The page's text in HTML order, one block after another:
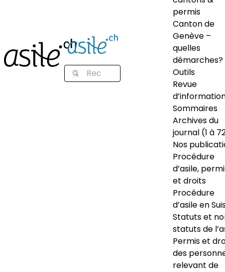
permis
Canton de
Genève –
quelles
démarches?
Outils
Revue
Sommaires
Archives du
journal (1 à
Nos
Procédure
d’asile,
et droits
Procédure
d’asile en
Statuts et
statuts de
Permis et
des
relevant de